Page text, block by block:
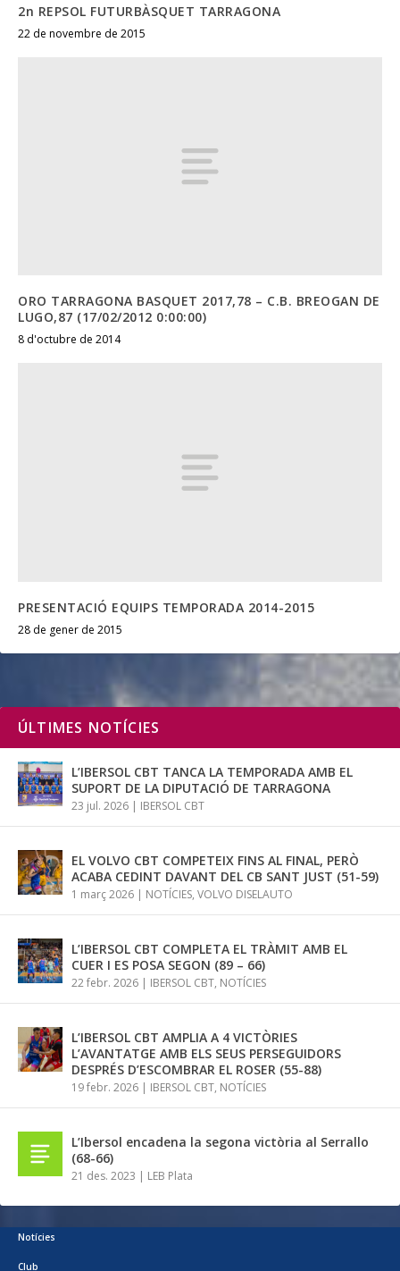
2n REPSOL FUTURBÀSQUET TARRAGONA
22 de novembre de 2015
ORO TARRAGONA BASQUET 2017,78 – C.B. BREOGAN DE
LUGO,87 (17/02/2012 0:00:00)
8 d'octubre de 2014
PRESENTACIÓ EQUIPS TEMPORADA 2014-2015
28 de gener de 2015
ÚLTIMES NOTÍCIES
L’IBERSOL CBT TANCA LA TEMPORADA AMB EL
SUPORT DE LA DIPUTACIÓ DE TARRAGONA
23 jul. 2026 | IBERSOL CBT
EL VOLVO CBT COMPETEIX FINS AL FINAL, PERÒ
ACABA CEDINT DAVANT DEL CB SANT JUST (51-59)
1 març 2026 | NOTÍCIES, VOLVO DISELAUTO
L’IBERSOL CBT COMPLETA EL TRÀMIT AMB EL
CUER I ES POSA SEGON (89 – 66)
22 febr. 2026 | IBERSOL CBT, NOTÍCIES
L’IBERSOL CBT AMPLIA A 4 VICTÒRIES
L’AVANTATGE AMB ELS SEUS PERSEGUIDORS
DESPRÉS D’ESCOMBRAR EL ROSER (55-88)
19 febr. 2026 | IBERSOL CBT, NOTÍCIES
L’Ibersol encadena la segona victòria al Serrallo
(68-66)
21 des. 2023 | LEB Plata
Notícies
Club